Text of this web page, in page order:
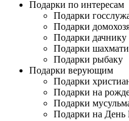
Подарки по интересам
Подарки
Подарки
Подарки дачнику
Подарки
Подарки рыбаку
Подарки верующим
Подарки
Подарки на
Подарки
Подарки на